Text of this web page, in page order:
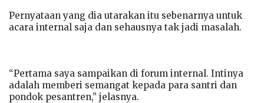
Pernyataan yang dia utarakan itu sebenarnya untuk
acara internal saja dan sehausnya tak jadi masalah.
“Pertama saya sampaikan di forum internal. Intinya
adalah memberi semangat kepada para santri dan
pondok pesantren,” jelasnya.